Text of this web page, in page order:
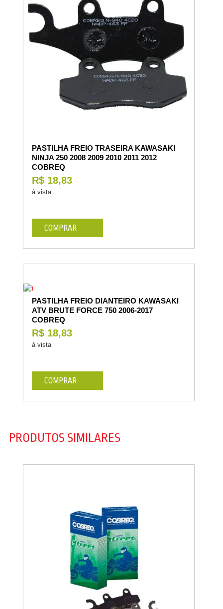
PASTILHA FREIO TRASEIRA KAWASAKI
NINJA 250 2008 2009 2010 2011 2012
COBREQ
R$ 18,83
à vista
COMPRAR
PASTILHA FREIO DIANTEIRO KAWASAKI
ATV BRUTE FORCE 750 2006-2017
COBREQ
R$ 18,83
à vista
COMPRAR
PRODUTOS SIMILARES